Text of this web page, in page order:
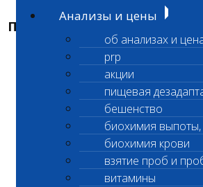
Анализы и цены
об анализах и
prp
акции
пищевая
бешенство
биохимия
биохимия крови
взятие проб и
витамины
ПРАВИЛА ОКАЗАНИЯ
Редакция действует с «23»
1.ОБЩИЕ